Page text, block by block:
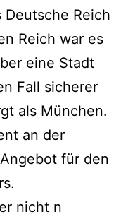
Reich
Reich war es
eine Stadt
Fall sicherer
als München.
an der
für den
nicht n